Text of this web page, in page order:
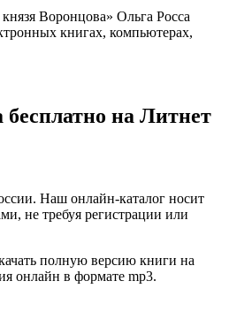
Воронцова» Ольга Росса
книгах, компьютерах,
на Литнет
Наш онлайн-каталог носит
не требуя регистрации или
полную версию книги на
онлайн в формате mp3.